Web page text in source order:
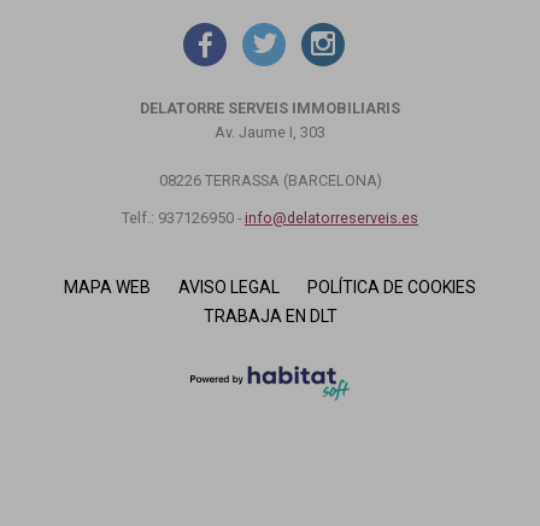
DELATORRE SERVEIS IMMOBILIARIS
Av. Jaume I, 303
08226 TERRASSA (BARCELONA)
Telf.: 937126950 - info@delatorreserveis.es
MAPA WEB AVISO LEGAL
POLÍTICA DE COOKIES
TRABAJA EN DLT